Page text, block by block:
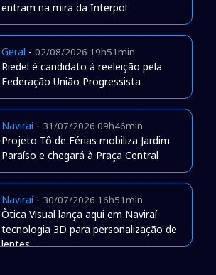
entram na mira da Interpol
Geral - 02/08/2026 19h51min
Riedel é candidato à reeleição pela
Federação União Progressista
Naviraí- 31/07/2026 09h46min
Projeto Tô de Férias mobiliza Jardim
Paraíso e chegará à Praça Central
Naviraí- 30/07/2026 16h51min
Òtica Visual lança aqui em Naviraí
tecnologia 3D para personalização de
lentes